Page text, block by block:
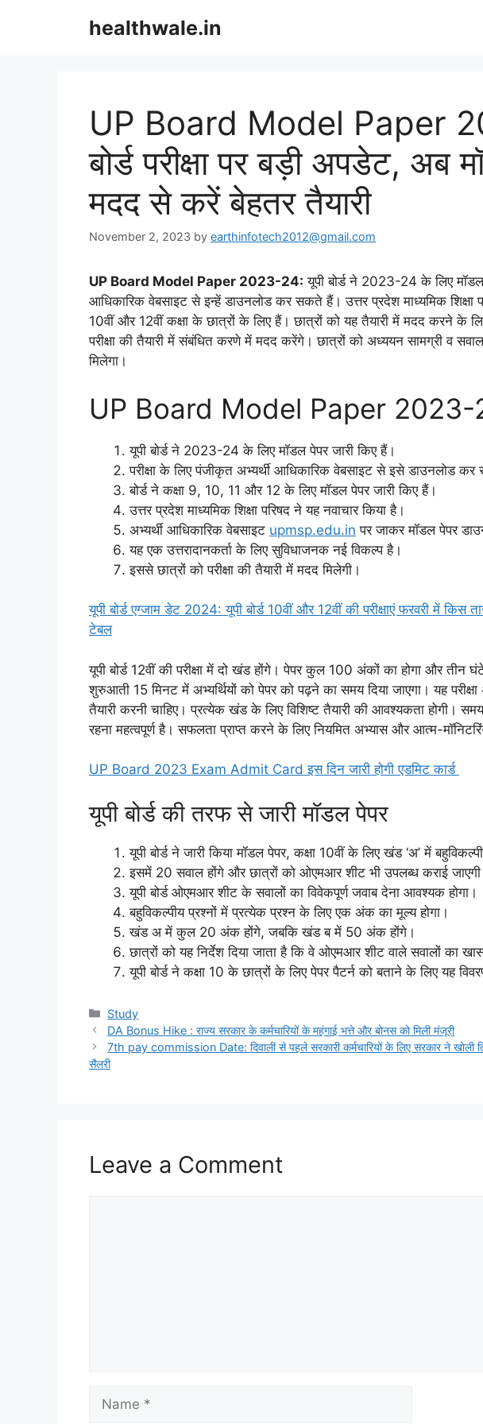
healthwale.in
UP Board Model Paper
बोर्ड परीक्षा पर बड़ी अपडेट, अब
मदद से करें बेहतर तैयारी
November 2, 2023 by earthinfotech2012@gmail.com
UP Board Model Paper 2023-24: यूपी बोर्ड ने 2023-24 के लिए
आधिकारिक वेबसाइट से इन्हें डाउनलोड कर सकते हैं। उत्तर प्रदेश माध्यमिक शिक्षा
10वीं और 12वीं कक्षा के छात्रों के लिए हैं। छात्रों को यह तैयारी में मदद करने के लिए
परीक्षा की तैयारी में संबंधित करणे में मदद करेंगे। छात्रों को अध्ययन सामग्री व
मिलेगा।
UP Board Model Paper 2023-
यूपी बोर्ड ने 2023-24 के लिए मॉडल पेपर जारी किए हैं।
परीक्षा के लिए पंजीकृत अभ्यर्थी आधिकारिक वेबसाइट से इसे डाउनलोड
बोर्ड ने कक्षा 9, 10, 11 और 12 के लिए मॉडल पेपर जारी किए हैं।
उत्तर प्रदेश माध्यमिक शिक्षा परिषद ने यह नवाचार किया है।
अभ्यर्थी आधिकारिक वेबसाइट upmsp.edu.in पर जाकर मॉडल पेपर
यह एक उत्तरादानकर्ता के लिए सुविधाजनक नई विकल्प है।
इससे छात्रों को परीक्षा की तैयारी में मदद मिलेगी।
यूपी बोर्ड एग्जाम डेट 2024: यूपी बोर्ड 10वीं और 12वीं की परीक्षाएं फरवरी में
टेबल
यूपी बोर्ड 12वीं की परीक्षा में दो खंड होंगे। पेपर कुल 100 अंकों का होगा और तीन
शुरुआती 15 मिनट में अभ्यर्थियों को पेपर को पढ़ने का समय दिया जाएगा। यह परीक्षा
तैयारी करनी चाहिए। प्रत्येक खंड के लिए विशिष्ट तैयारी की आवश्यकता होगी।
रहना महत्वपूर्ण है। सफलता प्राप्त करने के लिए नियमित अभ्यास और आत्म-
UP Board 2023 Exam Admit Card इस दिन जारी होगी एडमिट कार्ड
यूपी बोर्ड की तरफ से जारी मॉडल पेपर
यूपी बोर्ड ने जारी किया मॉडल पेपर, कक्षा 10वीं के लिए खंड ‘अ’ में
इसमें 20 सवाल होंगे और छात्रों को ओएमआर शीट भी उपलब्ध कराई
यूपी बोर्ड ओएमआर शीट के सवालों का विवेकपूर्ण जवाब देना आवश्यक होगा।
बहुविकल्पीय प्रश्नों में प्रत्येक प्रश्न के लिए एक अंक का मूल्य होगा।
खंड अ में कुल 20 अंक होंगे, जबकि खंड ब में 50 अंक होंगे।
छात्रों को यह निर्देश दिया जाता है कि वे ओएमआर शीट वाले सवालों का
यूपी बोर्ड ने कक्षा 10 के छात्रों के लिए पेपर पैटर्न को बताने के लिए यह
Categories
Study
DA Bonus Hike : राज्य सरकार के कर्मचारियों के महंगाई भत्ते और बोनस को मिली मंजूरी
7th pay commission Date: दिवाली से पहले सरकारी कर्मचारियों के लिए सरकार ने खोली
सैलरी
Leave a Comment